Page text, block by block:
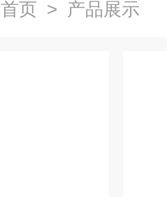
首页 > 产品展示